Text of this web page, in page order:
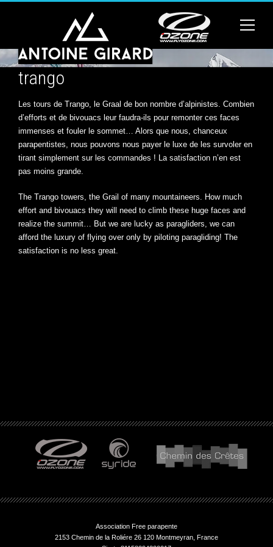
trango
Les tours de Trango, le Graal de bon nombre d’alpinistes. Combien
d’efforts et de bivouacs leur faudra-ils pour remonter ces faces
immenses et fouler le sommet… Alors que nous, chanceux
parapentistes, nous pouvons nous payer le luxe de les survoler en
tirant simplement sur les commandes ! La satisfaction n’en est
pas moins grande.
The Trango towers, the Grail of many mountaineers. How much
effort and bivouacs they will need to climb these huge faces and
realize the summit… But we are lucky as paragliders, we can
afford the luxury of flying over only by piloting paragliding! The
satisfaction is no less great.
Association Free parapente
2153 Chemin de la Roliére 26 120 Montmeyran, France